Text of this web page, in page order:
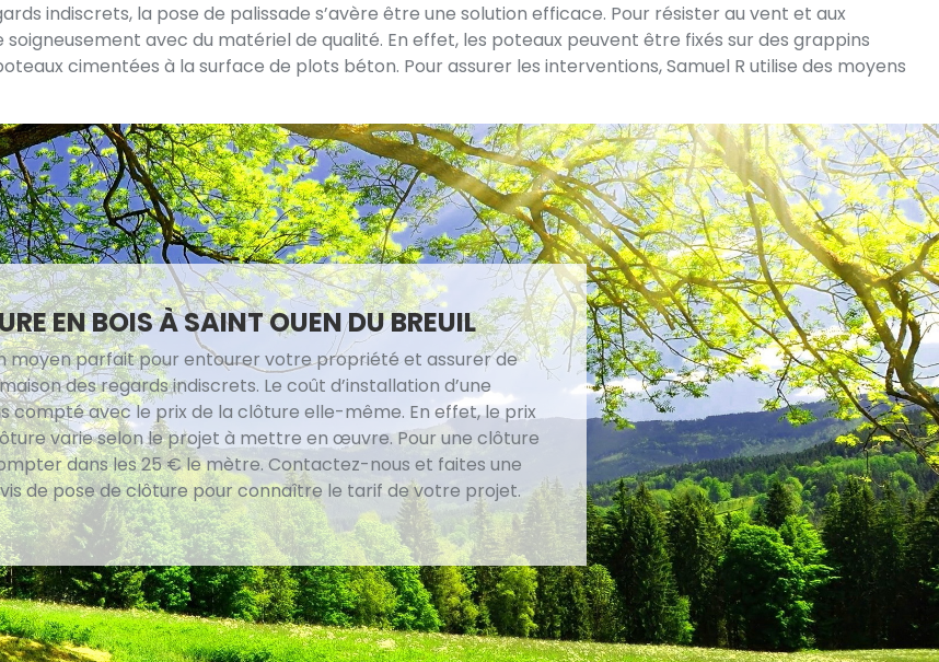
indiscrets, la pose de palissade s’avère être une solution efficace. Pour résister au vent et aux
avec du matériel de qualité. En effet, les poteaux peuvent être fixés sur des grappins
cimentées à la surface de plots béton. Pour assurer les interventions, Samuel R utilise des moyens
EN BOIS À SAINT OUEN DU BREUIL
moyen parfait pour entourer votre propriété et assurer de
des regards indiscrets. Le coût d’installation d’une
compté avec le prix de la clôture elle-même. En effet, le prix
varie selon le projet à mettre en œuvre. Pour une clôture
dans les 25 € le mètre. Contactez-nous et faites une
de pose de clôture pour connaître le tarif de votre projet.